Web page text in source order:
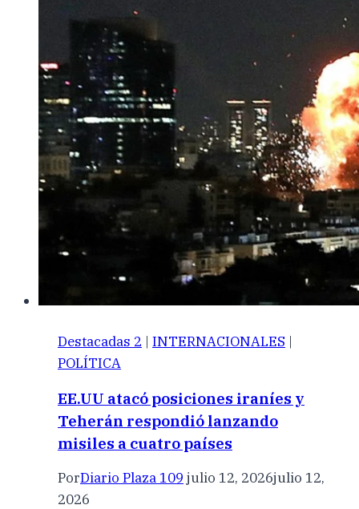
Destacadas 2 | INTERNACIONALES |
POLÍTICA
EE.UU atacó posiciones iraníes y
Teherán respondió lanzando
misiles a cuatro países
PorDiario Plaza 109 julio 12, 2026julio 12,
2026